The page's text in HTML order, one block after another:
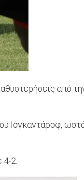
από
Ισγκαντάροφ,
4-2.